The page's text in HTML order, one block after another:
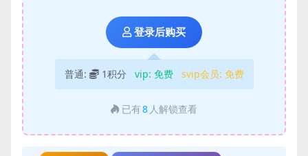
登录后购买
普通: 1积分 vip: 免费 svip会员: 免费
已有8 人解锁查看